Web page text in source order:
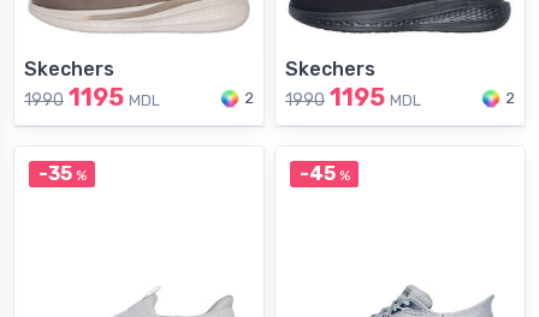
Skechers
1990 1195 MDL 2
Skechers
1990 1195 MDL 2
-35% -45%